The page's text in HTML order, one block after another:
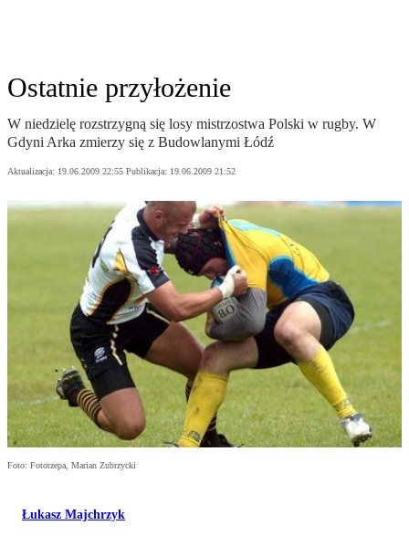
Ostatnie przyłożenie
W niedzielę rozstrzygną się losy mistrzostwa Polski w rugby. W
Gdyni Arka zmierzy się z Budowlanymi Łódź
Aktualizacja: 19.06.2009 22:55 Publikacja: 19.06.2009 21:52
Foto: Fotorzepa, Marian Zubrzycki
Łukasz Majchrzyk